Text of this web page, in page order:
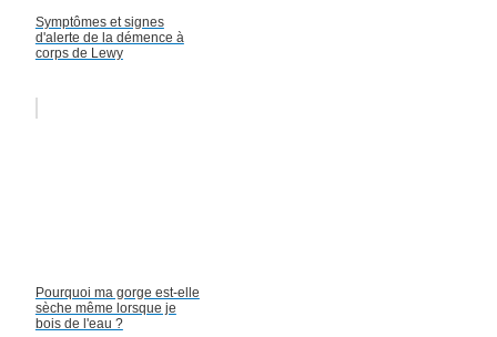
Symptômes et signes
d'alerte de la démence à
corps de Lewy
Pourquoi ma gorge est-elle
sèche même lorsque je
bois de l'eau ?